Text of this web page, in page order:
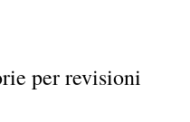
per revisioni